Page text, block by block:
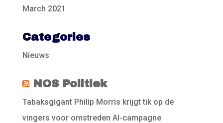
March 2021
Categories
Nieuws
NOS Politiek
Tabaksgigant Philip Morris krijgt tik op de
vingers voor omstreden AI-campagne